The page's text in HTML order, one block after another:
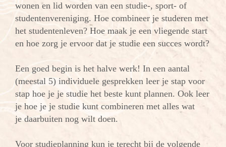
wonen en lid worden van een studie-, sport- of
studentenvereniging. Hoe combineer je studeren met
het studentenleven? Hoe maak je een vliegende start
en hoe zorg je ervoor dat je studie een succes wordt?
Een goed begin is het halve werk! In een aantal
(meestal 5) individuele gesprekken leer je stap voor
stap hoe je je studie het beste kunt plannen. Ook leer
je hoe je je studie kunt combineren met alles wat
je daarbuiten nog wilt doen.
Voor studieplanning kun je terecht bij de volgende